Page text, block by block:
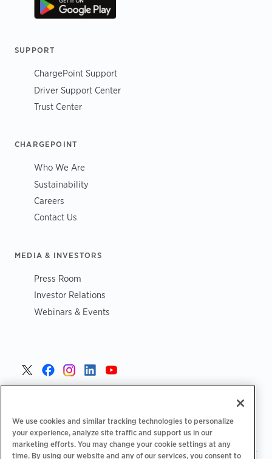
SUPPORT
ChargePoint Support
Driver Support Center
Trust Center
CHARGEPOINT
Who We Are
Sustainability
Careers
Contact Us
MEDIA & INVESTORS
Press Room
Investor Relations
Webinars & Events
We use cookies and similar tracking technologies to personalize
your experience, analyze site traffic and support us in our
marketing efforts. You may change your cookie settings at any
time. By using our website and any of our services, you consent to